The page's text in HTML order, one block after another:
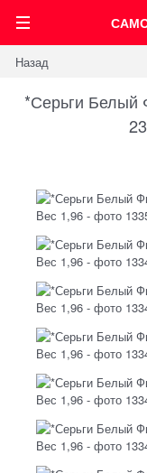
Назад
*Серьги Белый